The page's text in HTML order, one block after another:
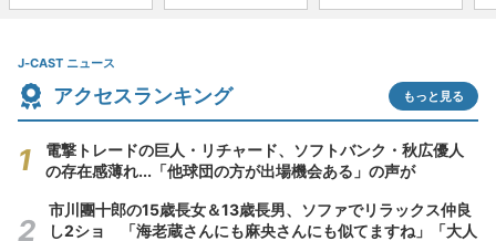
J-CAST ニュース
アクセスランキング もっと見る
電撃トレードの巨人・リチャード、ソフトバンク・秋広優人
の存在感薄れ...「他球団の方が出場機会ある」の声が
市川團十郎の15歳長女＆13歳長男、ソファでリラックス仲良
し2ショ 「海老蔵さんにも麻央さんにも似てますね」「大人